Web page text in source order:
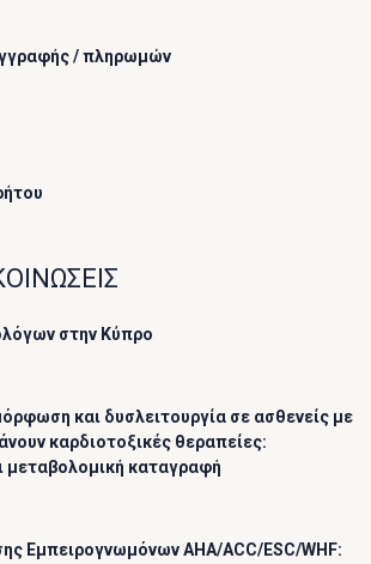
/ πληρωμών
στην Κύπρο
και δυσλειτουργία σε ασθενείς με
καρδιοτοξικές θεραπείες:
μεταβολομική καταγραφή
Εμπειρογνωμόνων AHA/ACC/ESC/WHF: